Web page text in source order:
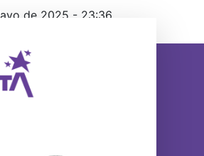
de 2025 - 23:36